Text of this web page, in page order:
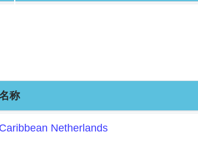
称
Caribbean Netherlands